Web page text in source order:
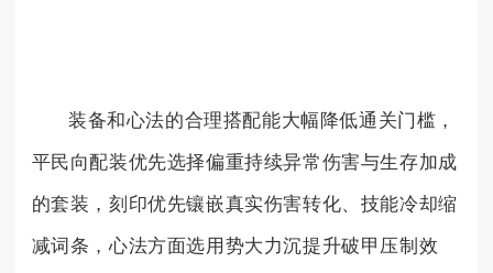
装备和心法的合理搭配能大幅降低通关门槛，
平民向配装优先选择偏重持续异常伤害与生存加成
的套装，刻印优先镶嵌真实伤害转化、技能冷却缩
减词条，心法方面选用势大力沉提升破甲压制效